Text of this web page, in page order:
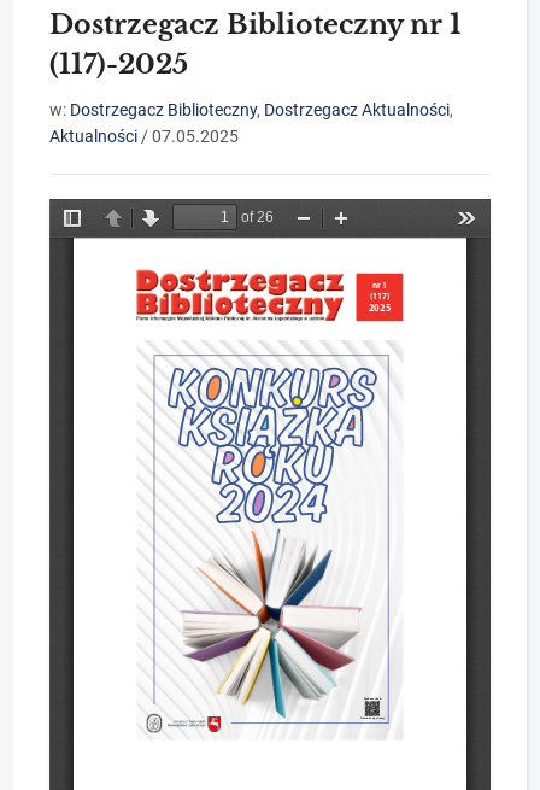
Dostrzegacz Biblioteczny nr 1
(117)-2025
w: Dostrzegacz Biblioteczny, Dostrzegacz Aktualności,
Aktualności /07.05.2025